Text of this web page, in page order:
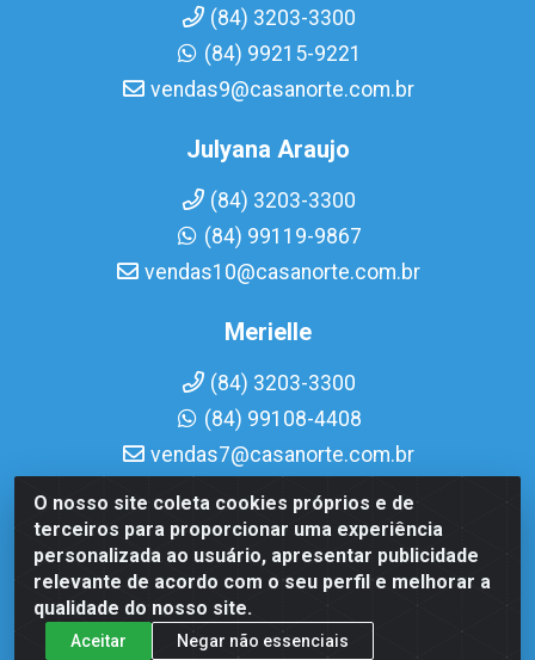
O nosso site coleta cookies próprios e de
terceiros para proporcionar uma experiência
personalizada ao usuário, apresentar publicidade
relevante de acordo com o seu perfil e melhorar a
qualidade do nosso site.
Aceitar Negar não essenciais
(84) 3203-3300
(84) 99215-9221
vendas9@casanorte.com.br
Julyana Araujo
(84) 3203-3300
(84) 99119-9867
vendas10@casanorte.com.br
Merielle
(84) 3203-3300
(84) 99108-4408
vendas7@casanorte.com.br
Casa Norte LTDA - Av. Interventor Mário Câmara, 1815 - Dix-
Sept Rosado, Natal/RN - CEP 59054-600 - CNPJ
08.713.513/0001-51